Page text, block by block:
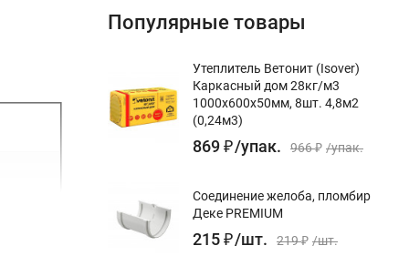
Популярные товары
Утеплитель Ветонит (Isover)
Каркасный дом 28кг/м3
1000х600х50мм, 8шт. 4,8м2
(0,24м3)
869₽/упак. 966₽ /упак.
Соединение желоба, пломбир
Деке PREMIUM
215₽/шт. 219₽ /шт.